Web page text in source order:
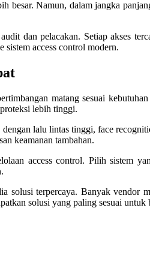
besar. Namun, dalam jangka
dan pelacakan. Setiap akses
access control modern.
matang sesuai
lebih tinggi.
lalu lintas tinggi, face
keamanan tambahan.
access control. Pilih sistem
solusi terpercaya. Banyak vendor
solusi yang paling sesuai